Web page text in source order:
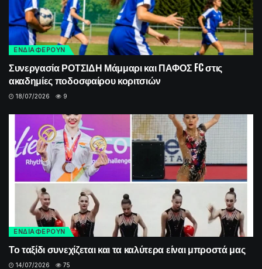
ΕΝΔΙΑΦΕΡΟΥΝ
Συνεργασία ΡΟΤΣΙΔΗ Μάμμαρι και ΠΑΦΟΣ FC στις
ακαδημίες ποδοσφαίρου κοριτσιών
18/07/2026 9
ΕΝΔΙΑΦΕΡΟΥΝ
Το ταξίδι συνεχίζεται και τα καλύτερα είναι μπροστά μας
14/07/2026 75